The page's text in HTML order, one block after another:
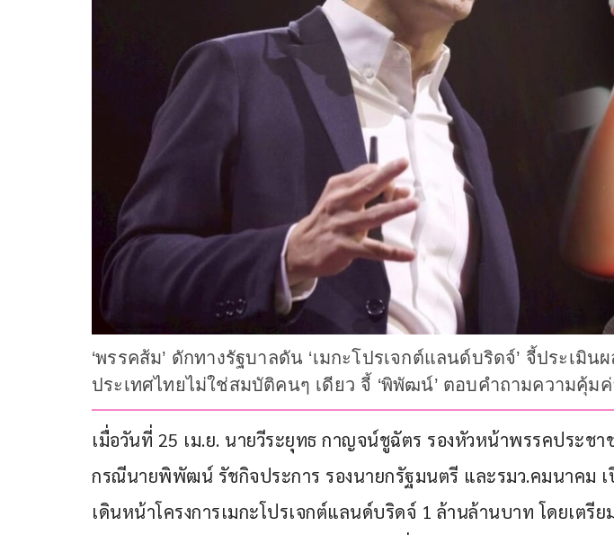
‘พรรคส้ม’ ดักทางรัฐบาลดัน ‘เมกะโปรเจกต์แลนด์บริดจ์’ จี้ประเ
ประเทศไทยไม่ใช่สมบัติคนๆ เดียว จี้ ‘พิพัฒน์’ ตอบคำถามความคุ้
เมื่อวันที่ 25 เม.ย. นายวีระยุทธ กาญจน์ชูฉัตร รองหัวหน้าพรรคประช
กรณีนายพิพัฒน์ รัชกิจประการ รองนายกรัฐมนตรี และรมว.คมนาคม เ
เดินหน้าโครงการเมกะโปรเจกต์แลนด์บริดจ์ 1 ล้านล้านบาท โดยเตรีย